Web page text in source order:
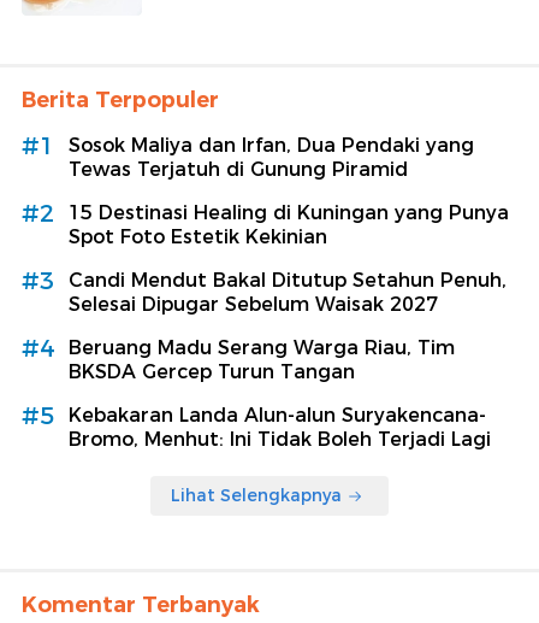
Berita Terpopuler
#1
Sosok Maliya dan Irfan, Dua Pendaki yang
Tewas Terjatuh di Gunung Piramid
#2
15 Destinasi Healing di Kuningan yang Punya
Spot Foto Estetik Kekinian
#3
Candi Mendut Bakal Ditutup Setahun Penuh,
Selesai Dipugar Sebelum Waisak 2027
#4
Beruang Madu Serang Warga Riau, Tim
BKSDA Gercep Turun Tangan
#5
Kebakaran Landa Alun-alun Suryakencana-
Bromo, Menhut: Ini Tidak Boleh Terjadi Lagi
Lihat Selengkapnya
Komentar Terbanyak